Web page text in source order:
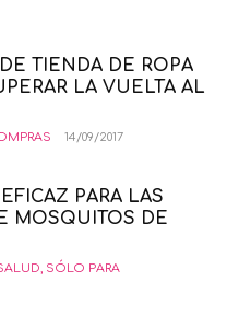
TIENDA DE ROPA
LA VUELTA AL
14/09/2017
PARA LAS
MOSQUITOS DE
, SÓLO PARA